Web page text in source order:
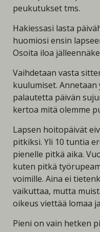
peukutukset tms.
Hakiessasi lasta
huomiosi ensin
Osoita iloa
Vaihdetaan vasta
kuulumiset. Annetaan
palautetta päivän
kertoa mitä olemme
Lapsen hoitopäivät
pitkiksi. Yli 10 tuntia
pienelle pitkä aika.
kuten pitkä
voimille. Aina ei
vaikuttaa, mutta
oikeus viettää lomaa
Pieni on vain hetken